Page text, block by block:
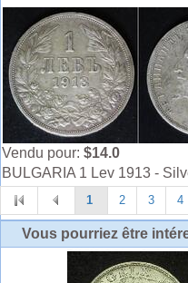
Vendu pour: $14.0
BULGARIA 1 Lev 1913 -
1 2 3 4
Vous pourriez être